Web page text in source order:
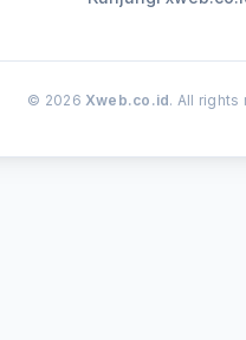
© 2026 Xweb.co.id. All rights